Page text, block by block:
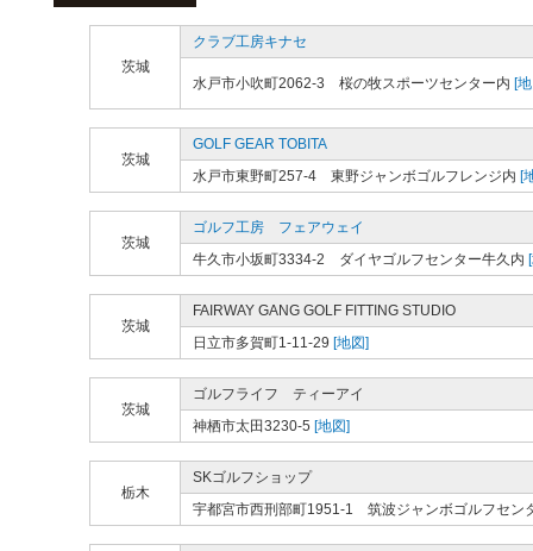
茨城
クラブ工房キナセ
水戸市小吹町2062-3 桜の牧スポーツセンター内 [
茨城
GOLF GEAR TOBITA
水戸市東野町257-4 東野ジャンボゴルフレンジ内 [
茨城
ゴルフ工房 フェアウェイ
牛久市小坂町3334-2 ダイヤゴルフセンター牛久内
茨城
FAIRWAY GANG GOLF FITTING STUDIO
日立市多賀町1-11-29 [地図]
茨城
ゴルフライフ ティーアイ
神栖市太田3230-5 [地図]
栃木
SKゴルフショップ
宇都宮市西刑部町1951-1 筑波ジャンボゴルフセン